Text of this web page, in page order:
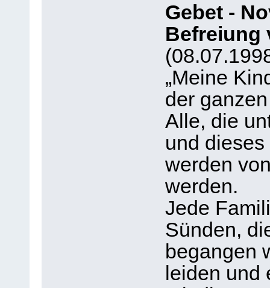
Gebet -
Befreiung
„Meine
der
Alle, die
und
werden
werden.
Jede
Sünden,
begangen
leiden und